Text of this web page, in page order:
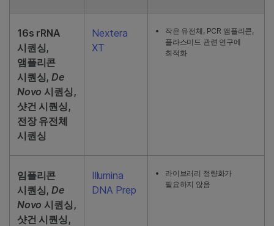
16s rRNA
시퀀싱,
앰플리콘
시퀀싱,De
Novo 시퀀싱,
샷건 시퀀싱,
전장 유전체
시퀀싱
Nextera
XT
작은 유전체, PCR 앰플리콘,
플라스미드 관련 연구에
최적화
임플리콘
시퀀싱,De
Novo 시퀀싱,
샷건 시퀀싱,
Illumina
DNA Prep
라이브러리 정량화가
필요하지 않음